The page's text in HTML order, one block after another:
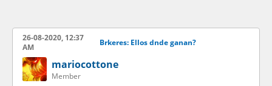
26-08-2020, 12:37
AM
Brkeres: Ellos dnde ganan?
mariocottone
Member